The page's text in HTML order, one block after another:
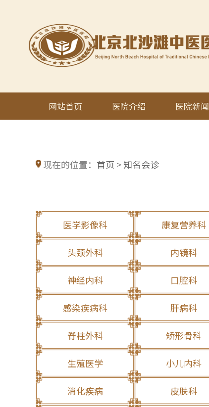
网站首页 医院介绍 医院新闻
现在的位置： 首页 >知名会诊
医学影像科 康复营养科
头颈外科 内镜科
神经内科 口腔科
感染疾病科 肝病科
脊柱外科 矫形骨科
生殖医学 小儿内科
消化疾病 皮肤科